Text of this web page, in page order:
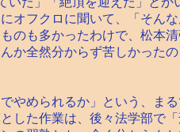
オフクロに聞いて、「そんな
のも多かったわけで、松本
か全然分からず苦しかったの
やめられるか」という、ま
した作業は、後々法学部で